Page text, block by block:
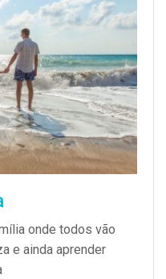
onde todos vão
e ainda aprender